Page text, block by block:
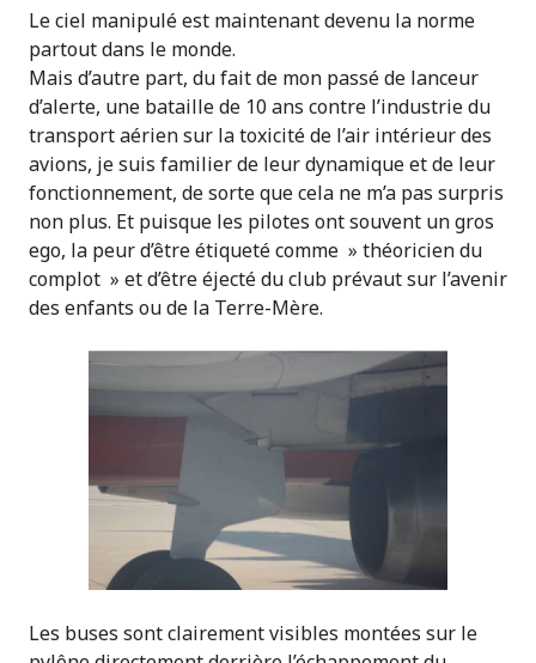
Le ciel manipulé est maintenant devenu la norme
partout dans le monde.
Mais d’autre part, du fait de mon passé de lanceur
d’alerte, une bataille de 10 ans contre l’industrie du
transport aérien sur la toxicité de l’air intérieur des
avions, je suis familier de leur dynamique et de leur
fonctionnement, de sorte que cela ne m’a pas surpris
non plus. Et puisque les pilotes ont souvent un gros
ego, la peur d’être étiqueté comme » théoricien du
complot » et d’être éjecté du club prévaut sur l’avenir
des enfants ou de la Terre-Mère.
Les buses sont clairement visibles montées sur le